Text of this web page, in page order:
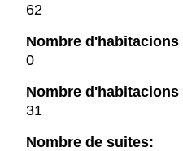
62
Nombre
0
Nombre d'habitacions
31
Nombre de suites: